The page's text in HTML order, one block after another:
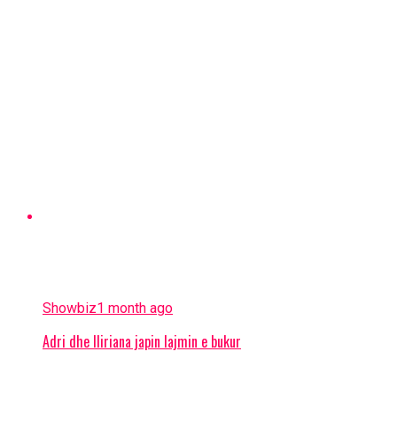
Showbiz1 month ago
Adri dhe Iliriana japin lajmin e bukur